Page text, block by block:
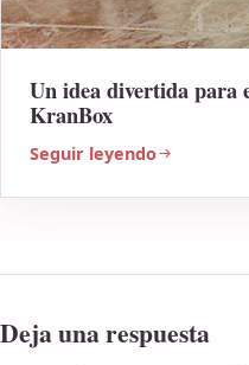
Un idea divertida para
KranBox
Seguir leyendo
Deja una respuesta